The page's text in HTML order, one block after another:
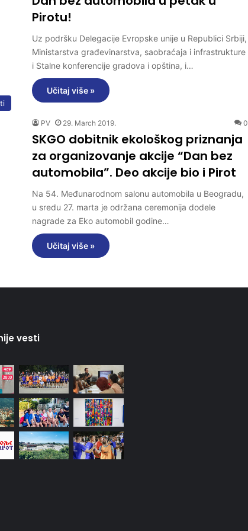
Pirotu!
Uz podršku Delegacije Evropske unije u Republici Srbiji,
Ministarstva građevinarstva, saobraćaja i infrastrukture
i Stalne konferencije gradova i opština, i…
Učitaj više »
PV 29. March 2019. 0
SKGO dobitnik ekološkog priznanja
za organizovanje akcije “Dan bez
automobila”. Deo akcije bio i Pirot
Na 54. Međunarodnom salonu automobila u Beogradu,
u sredu 27. marta je održana ceremonija dodele
nagrade za Eko automobil godine…
Učitaj više »
vesti